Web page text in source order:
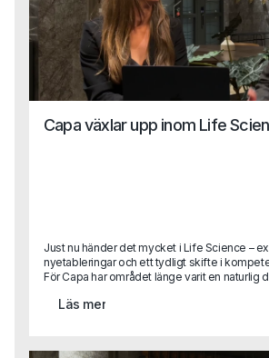
Capa växlar upp inom Life
Just nu händer det mycket i Life Science –
nyetableringar och ett tydligt skifte i
För Capa har området länge varit en naturlig
dedikerat affärsområde och två erfarna
Läs mer